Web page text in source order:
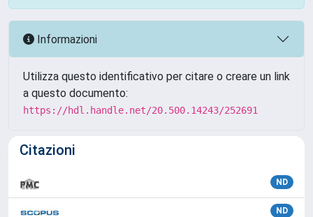
Informazioni
Utilizza questo identificativo per citare o creare un link
a questo documento:
https://hdl.handle.net/20.500.14243/252691
Citazioni
ND
ND